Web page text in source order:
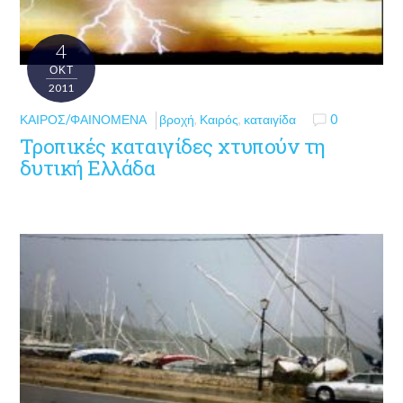
4
ΟΚΤ
2011
ΚΑΙΡΌΣ/ΦΑΙΝΌΜΕΝΑ βροχή, Καιρός, καταιγίδα 0
Τροπικές καταιγίδες χτυπούν τη
δυτική Ελλάδα